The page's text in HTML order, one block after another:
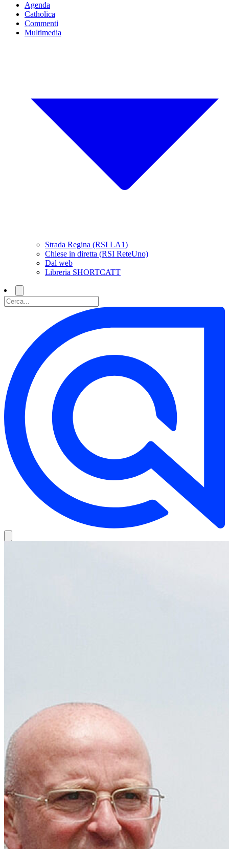
Agenda
Catholica
Commenti
Multimedia
Strada Regina (RSI LA1)
Chiese in diretta (RSI ReteUno)
Dal web
Libreria SHORTCATT